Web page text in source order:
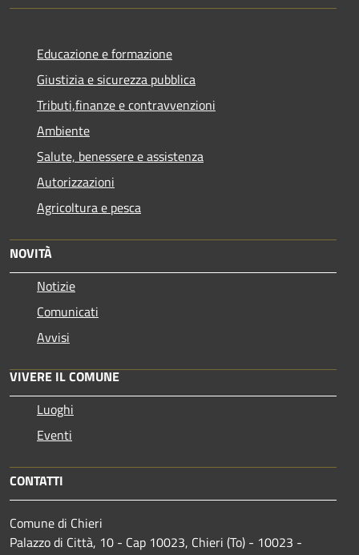
Educazione e formazione
Giustizia e sicurezza pubblica
Tributi,finanze e contravvenzioni
Ambiente
Salute, benessere e assistenza
Autorizzazioni
Agricoltura e pesca
NOVITÀ
Notizie
Comunicati
Avvisi
VIVERE IL COMUNE
Luoghi
Eventi
CONTATTI
Comune di Chieri
Palazzo di Città, 10 - Cap 10023, Chieri (To) - 10023 -